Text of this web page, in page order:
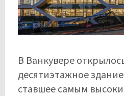
В Ванкувере
десятиэтажное
ставшее самым